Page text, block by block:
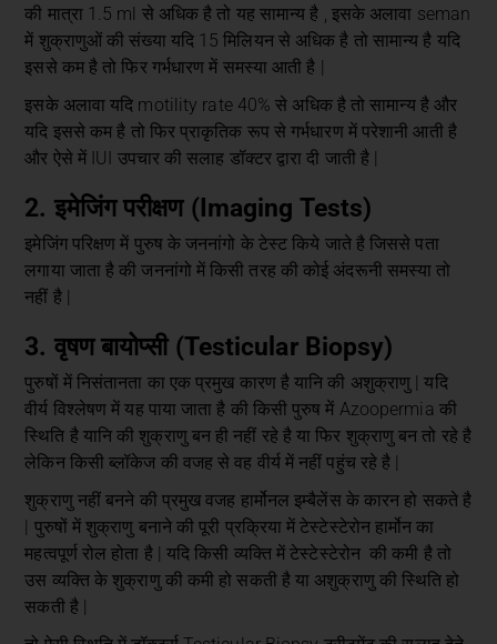
की मात्रा 1.5 ml से अधिक है तो यह सामान्य है , इसके अलावा seman
में शुक्राणुओं की संख्या यदि 15 मिलियन से अधिक है तो सामान्य है यदि
इससे कम है तो फिर गर्भधारण में समस्या आती है |
इसके अलावा यदि motility rate 40% से अधिक है तो सामान्य है और
यदि इससे कम है तो फिर प्राकृतिक रूप से गर्भधारण में परेशानी आती है
और ऐसे में IUI उपचार की सलाह डॉक्टर द्वारा दी जाती है |
2. इमेजिंग परीक्षण (Imaging Tests)
इमेजिंग परिक्षण में पुरुष के जननांगो के टेस्ट किये जाते है जिससे पता
लगाया जाता है की जननांगो में किसी तरह की कोई अंदरूनी समस्या तो
नहीं है |
3. वृषण बायोप्सी (Testicular Biopsy)
पुरुषों में निसंतानता का एक प्रमुख कारण है यानि की अशुक्राणु | यदि
वीर्य विश्लेषण में यह पाया जाता है की किसी पुरुष में Azoopermia की
स्थिति है यानि की शुक्राणु बन ही नहीं रहे है या फिर शुक्राणु बन तो रहे है
लेकिन किसी ब्लॉकेज की वजह से वह वीर्य में नहीं पहुंच रहे है |
शुक्राणु नहीं बनने की प्रमुख वजह हार्मोनल इम्बैलेंस के कारन हो सकते है
| पुरुषों में शुक्राणु बनाने की पूरी प्रक्रिया में टेस्टेस्टेरोन हार्मोन का
महत्वपूर्ण रोल होता है | यदि किसी व्यक्ति में टेस्टेस्टेरोन की कमी है तो
उस व्यक्ति के शुक्राणु की कमी हो सकती है या अशुक्राणु की स्थिति हो
सकती है |